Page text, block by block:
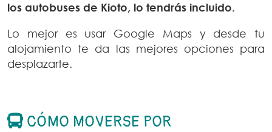
los autobuses de Kioto, lo tendrás incluido.
Lo mejor es usar Google Maps y desde tu
alojamiento te da las mejores opciones para
desplazarte.
CÓMO MOVERSE POR